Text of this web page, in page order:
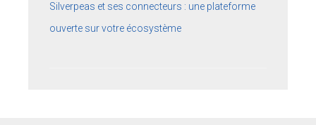
Silverpeas et ses connecteurs : une plateforme
ouverte sur votre écosystème